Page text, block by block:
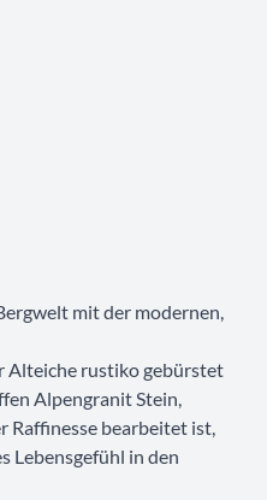
mit der modernen,
Alteiche rustiko gebürstet
Alpengranit Stein,
Raffinesse bearbeitet ist,
Lebensgefühl in den